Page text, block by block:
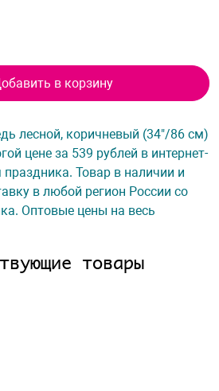
в корзину
лесной, коричневый (34"/86 см)
цене за 539 рублей в интернет-
Товар в наличии и
в любой регион России со
Оптовые цены на весь
товары